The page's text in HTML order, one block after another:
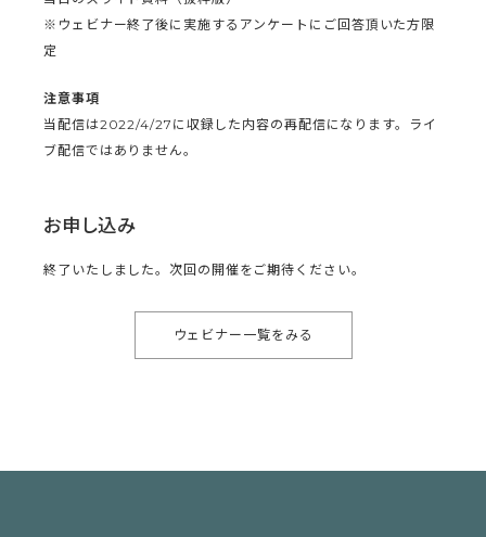
※ウェビナー終了後に実施するアンケートにご回答頂いた方限
定
注意事項
当配信は2022/4/27に収録した内容の再配信になります。ライ
ブ配信ではありません。
お申し込み
終了いたしました。次回の開催をご期待ください。
ウェビナー一覧をみる